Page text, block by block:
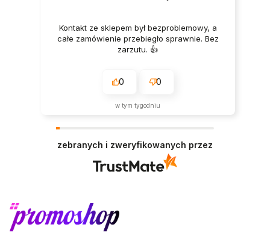
Kontakt ze sklepem był bezproblemowy, a
całe zamówienie przebiegło sprawnie. Bez
zarzutu. 👍️
0 0
w tym tygodniu
zebranych i zweryfikowanych przez